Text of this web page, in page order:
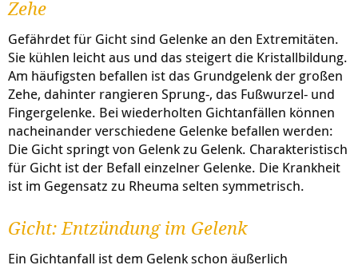
Zehe
Gefährdet für Gicht sind Gelenke an den Extremitäten.
Sie kühlen leicht aus und das steigert die Kristallbildung.
Am häufigsten befallen ist das Grundgelenk der großen
Zehe, dahinter rangieren Sprung-, das Fußwurzel- und
Fingergelenke. Bei wiederholten Gichtanfällen können
nacheinander verschiedene Gelenke befallen werden:
Die Gicht springt von Gelenk zu Gelenk. Charakteristisch
für Gicht ist der Befall einzelner Gelenke. Die Krankheit
ist im Gegensatz zu Rheuma selten symmetrisch.
Gicht: Entzündung im Gelenk
Ein Gichtanfall ist dem Gelenk schon äußerlich